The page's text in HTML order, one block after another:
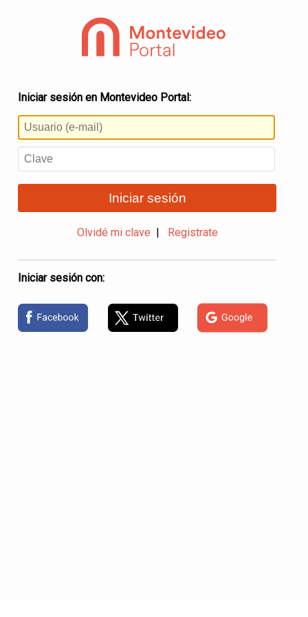
Iniciar sesión en Montevideo Portal:
Iniciar sesión
Olvidé mi clave Registrate
Iniciar sesión con: